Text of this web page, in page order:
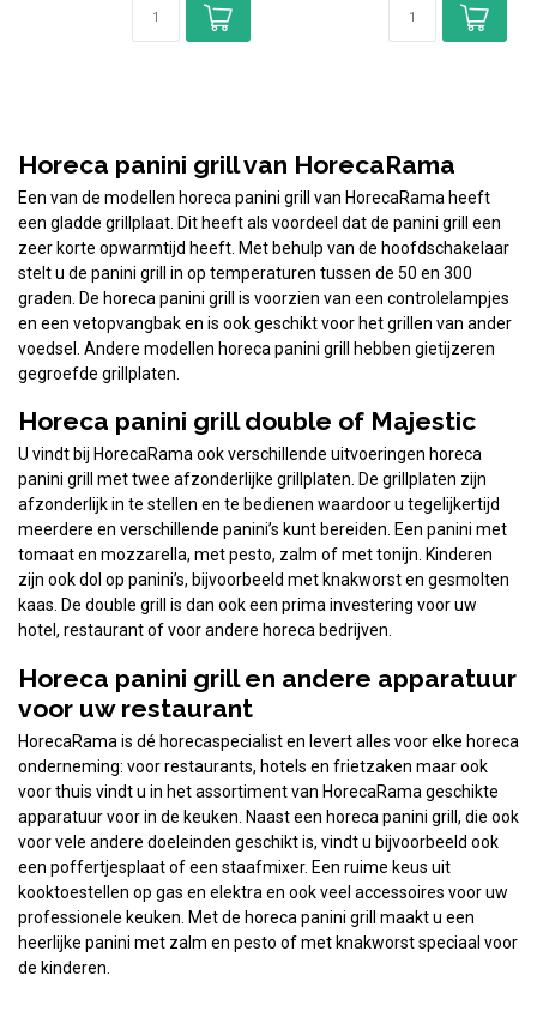
Horeca panini grill van HorecaRama
Een van de modellen horeca panini grill van HorecaRama heeft
een gladde grillplaat. Dit heeft als voordeel dat de panini grill een
zeer korte opwarmtijd heeft. Met behulp van de hoofdschakelaar
stelt u de panini grill in op temperaturen tussen de 50 en 300
graden. De horeca panini grill is voorzien van een controlelampjes
en een vetopvangbak en is ook geschikt voor het grillen van ander
voedsel. Andere modellen horeca panini grill hebben gietijzeren
gegroefde grillplaten.
Horeca panini grill double of Majestic
U vindt bij HorecaRama ook verschillende uitvoeringen horeca
panini grill met twee afzonderlijke grillplaten. De grillplaten zijn
afzonderlijk in te stellen en te bedienen waardoor u tegelijkertijd
meerdere en verschillende panini’s kunt bereiden. Een panini met
tomaat en mozzarella, met pesto, zalm of met tonijn. Kinderen
zijn ook dol op panini’s, bijvoorbeeld met knakworst en gesmolten
kaas. De double grill is dan ook een prima investering voor uw
hotel, restaurant of voor andere horeca bedrijven.
Horeca panini grill en andere apparatuur
voor uw restaurant
HorecaRama is dé horecaspecialist en levert alles voor elke horeca
onderneming: voor restaurants, hotels en frietzaken maar ook
voor thuis vindt u in het assortiment van HorecaRama geschikte
apparatuur voor in de keuken. Naast een horeca panini grill, die ook
voor vele andere doeleinden geschikt is, vindt u bijvoorbeeld ook
een poffertjesplaat of een staafmixer. Een ruime keus uit
kooktoestellen op gas en elektra en ook veel accessoires voor uw
professionele keuken. Met de horeca panini grill maakt u een
heerlijke panini met zalm en pesto of met knakworst speciaal voor
de kinderen.